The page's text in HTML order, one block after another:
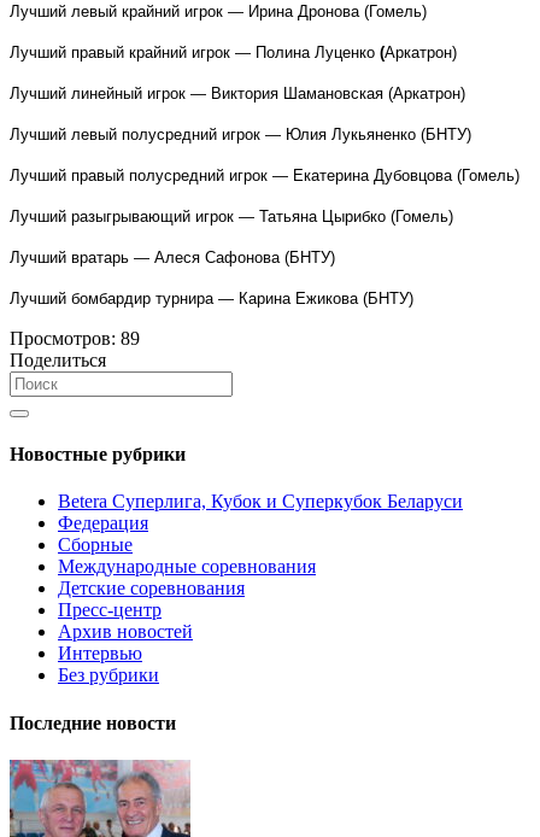
Лучший левый крайний игрок — Ирина Дронова (Гомель)
Лучший правый крайний игрок — Полина Луценко (Аркатрон)
Лучший линейный игрок — Виктория Шамановская (Аркатрон)
Лучший левый полусредний игрок — Юлия Лукьяненко (БНТУ)
Лучший правый полусредний игрок — Екатерина Дубовцова (Гомель)
Лучший разыгрывающий игрок — Татьяна Цырибко (Гомель)
Лучший вратарь — Алеся Сафонова (БНТУ)
Лучший бомбардир турнира — Карина Ежикова (БНТУ)
Просмотров: 89
Поделиться
Новостные рубрики
Betera Суперлига, Кубок и Суперкубок Беларуси
Федерация
Сборные
Международные соревнования
Детские соревнования
Пресс-центр
Архив новостей
Интервью
Без рубрики
Последние новости